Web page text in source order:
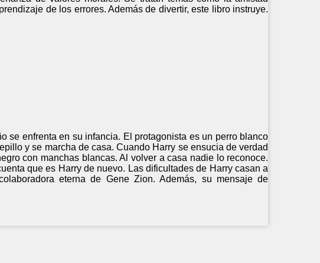
de los errores. Además de divertir, este libro instruye.
se enfrenta en su infancia. El protagonista es un perro blanco
y se marcha de casa. Cuando Harry se ensucia de verdad
con manchas blancas. Al volver a casa nadie lo reconoce.
que es Harry de nuevo. Las dificultades de Harry casan a
eterna de Gene Zion. Además, su mensaje de